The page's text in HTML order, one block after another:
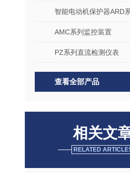
智能电动机保护器ARD
AMC系列监控装置
PZ系列直流检测仪表
查看全部产品
相关文
RELATED